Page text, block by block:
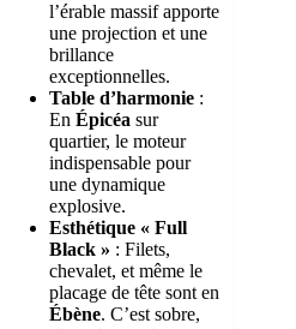
l’érable massif apporte
une projection et une
brillance
exceptionnelles.
Table d’harmonie:
En Épicéa sur
quartier, le moteur
indispensable pour
une dynamique
explosive.
Esthétique « Full
Black » : Filets,
chevalet, et même le
placage de tête sont en
Ébène. C’est sobre,